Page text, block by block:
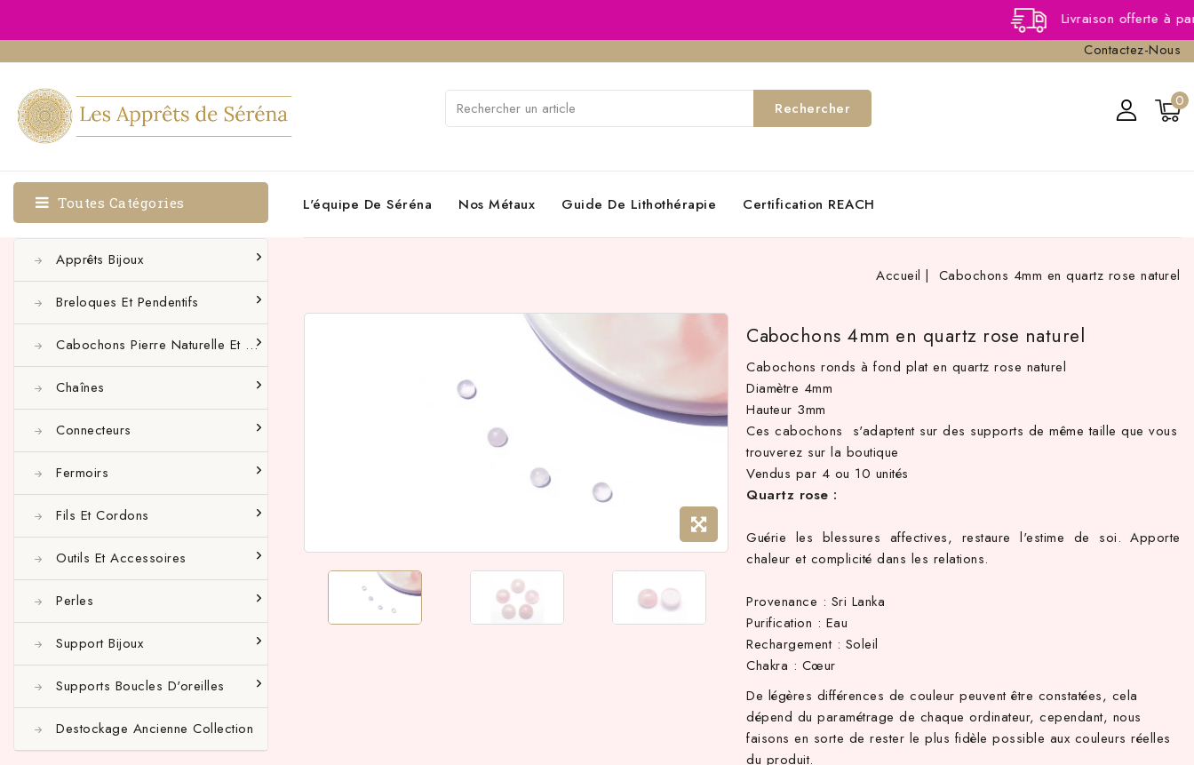
Livraison offerte à partir de
Contactez-Nous
0
Rechercher
L'équipe De Séréna Nos Métaux Guide De Lithothérapie Certification REACH
Toutes Catégories
Apprêts Bijoux
Perles À Écraser Et
Terminaisons De
Rallonge
Breloques Et Pendentifs
Cabochons Pierre Naturelle Et Autres
Chaînes
Connecteurs
Connecteurs Bases
Fermoirs
Fils Et Cordons
Outils Et Accessoires
Perles
Argent
Support Bijoux
Supports Boucles D'oreilles
Destockage Ancienne Collection
Accueil Cabochons 4mm en quartz rose naturel
Cabochons 4mm en quartz rose naturel
Cabochons ronds à fond plat en quartz rose naturel
Diamètre 4mm
Hauteur 3mm
Ces cabochons s'adaptent sur des supports de même taille que vous
trouverez sur la boutique
Vendus par 4 ou 10 unités
Quartz rose :
Guérie les blessures affectives, restaure l'estime de soi. Apporte
chaleur et complicité dans les relations.
Provenance : Sri Lanka
Purification : Eau
Rechargement : Soleil
Chakra : Cœur
De légères différences de couleur peuvent être constatées, cela
dépend du paramétrage de chaque ordinateur, cependant, nous
faisons en sorte de rester le plus fidèle possible aux couleurs réelles
du produit.